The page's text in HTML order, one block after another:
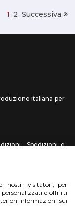
1 2 Successiva
italiana per
Spedizioni e
nostri visitatori, per
e offrirti
informazioni sui